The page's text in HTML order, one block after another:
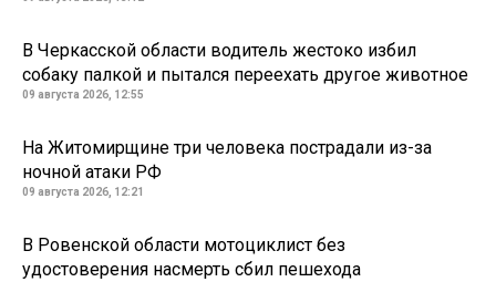
В Черкасской области водитель жестоко избил
собаку палкой и пытался переехать другое животное
09 августа 2026, 12:55
На Житомирщине три человека пострадали из-за
ночной атаки РФ
09 августа 2026, 12:21
В Ровенской области мотоциклист без
удостоверения насмерть сбил пешехода